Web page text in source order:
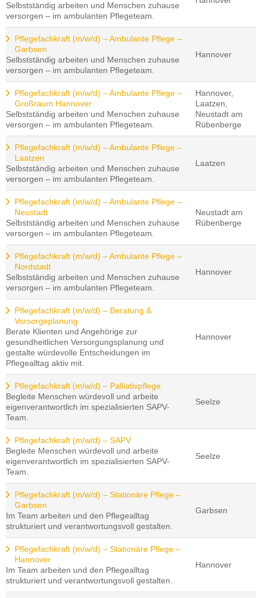
Selbstständig arbeiten und Menschen zuhause
versorgen – im ambulanten Pflegeteam.
Pflegefachkraft (m/w/d) – Ambulante Pflege –
Garbsen
Selbstständig arbeiten und Menschen zuhause
versorgen – im ambulanten Pflegeteam.
Hannover
Pflegefachkraft (m/w/d) – Ambulante Pflege –
Großraum Hannover
Selbstständig arbeiten und Menschen zuhause
versorgen – im ambulanten Pflegeteam.
Hannover,
Laatzen,
Neustadt am
Rübenberge
Pflegefachkraft (m/w/d) – Ambulante Pflege –
Laatzen
Selbstständig arbeiten und Menschen zuhause
versorgen – im ambulanten Pflegeteam.
Laatzen
Pflegefachkraft (m/w/d) – Ambulante Pflege –
Neustadt
Selbstständig arbeiten und Menschen zuhause
versorgen – im ambulanten Pflegeteam.
Neustadt am
Rübenberge
Pflegefachkraft (m/w/d) – Ambulante Pflege –
Nordstadt
Selbstständig arbeiten und Menschen zuhause
versorgen – im ambulanten Pflegeteam.
Hannover
Pflegefachkraft (m/w/d) – Beratung &
Vorsorgeplanung
Berate Klienten und Angehörige zur
gesundheitlichen Versorgungsplanung und
gestalte würdevolle Entscheidungen im
Pflegealltag aktiv mit.
Hannover
Pflegefachkraft (m/w/d) – Palliativpflege
Begleite Menschen würdevoll und arbeite
eigenverantwortlich im spezialisierten SAPV-
Team.
Seelze
Pflegefachkraft (m/w/d) – SAPV
Begleite Menschen würdevoll und arbeite
eigenverantwortlich im spezialisierten SAPV-
Team.
Seelze
Pflegefachkraft (m/w/d) – Stationäre Pflege –
Garbsen
Im Team arbeiten und den Pflegealltag
strukturiert und verantwortungsvoll gestalten.
Garbsen
Pflegefachkraft (m/w/d) – Stationäre Pflege –
Hannover
Im Team arbeiten und den Pflegealltag
strukturiert und verantwortungsvoll gestalten.
Hannover